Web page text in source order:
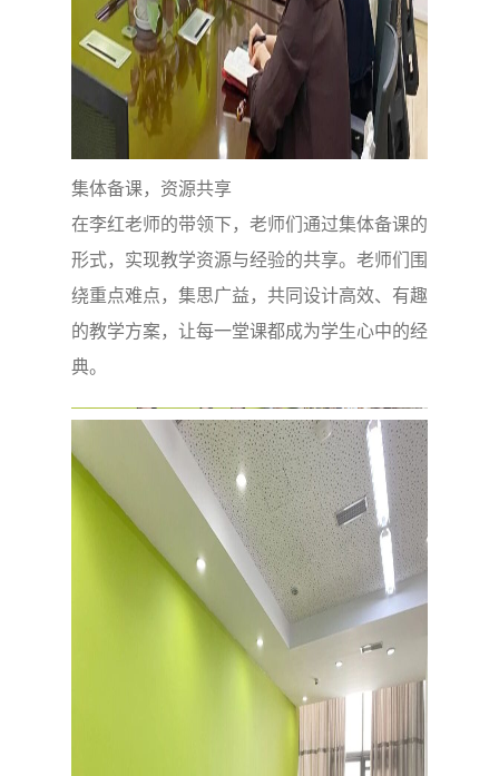
集体备课，资源共享
在李红老师的带领下，老师们通过集体备课的
形式，实现教学资源与经验的共享。老师们围
绕重点难点，集思广益，共同设计高效、有趣
的教学方案，让每一堂课都成为学生心中的经
典。